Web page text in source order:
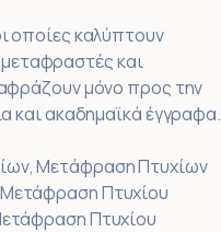
οποίες καλύπτουν
μεταφραστές και
μόνο προς την
και ακαδημαϊκά έγγραφα.
Μετάφραση Πτυχίων
Πτυχίου
Πτυχίου